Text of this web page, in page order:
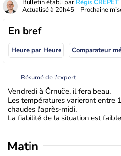
Bulletin établi par Régis CRÊPET
Actualisé à 20h45 - Prochaine
En bref
Heure par Heure Comparateur
Résumé de l’expert
Vendredi à Črnuče, il fera beau.
Les températures varieront entre
chaudes l'après-midi.
La fiabilité de la situation est
Matin